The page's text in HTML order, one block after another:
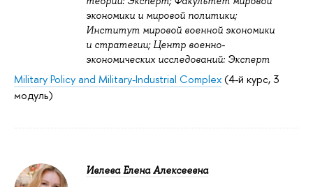
экономики и мировой политики;
Институт мировой военной экономики
и стратегии; Центр военно-
экономических исследований: Эксперт
Military Policy and Military-Industrial Complex(4-й курс, 3
модуль)
Ивлева Елена Алексеевна